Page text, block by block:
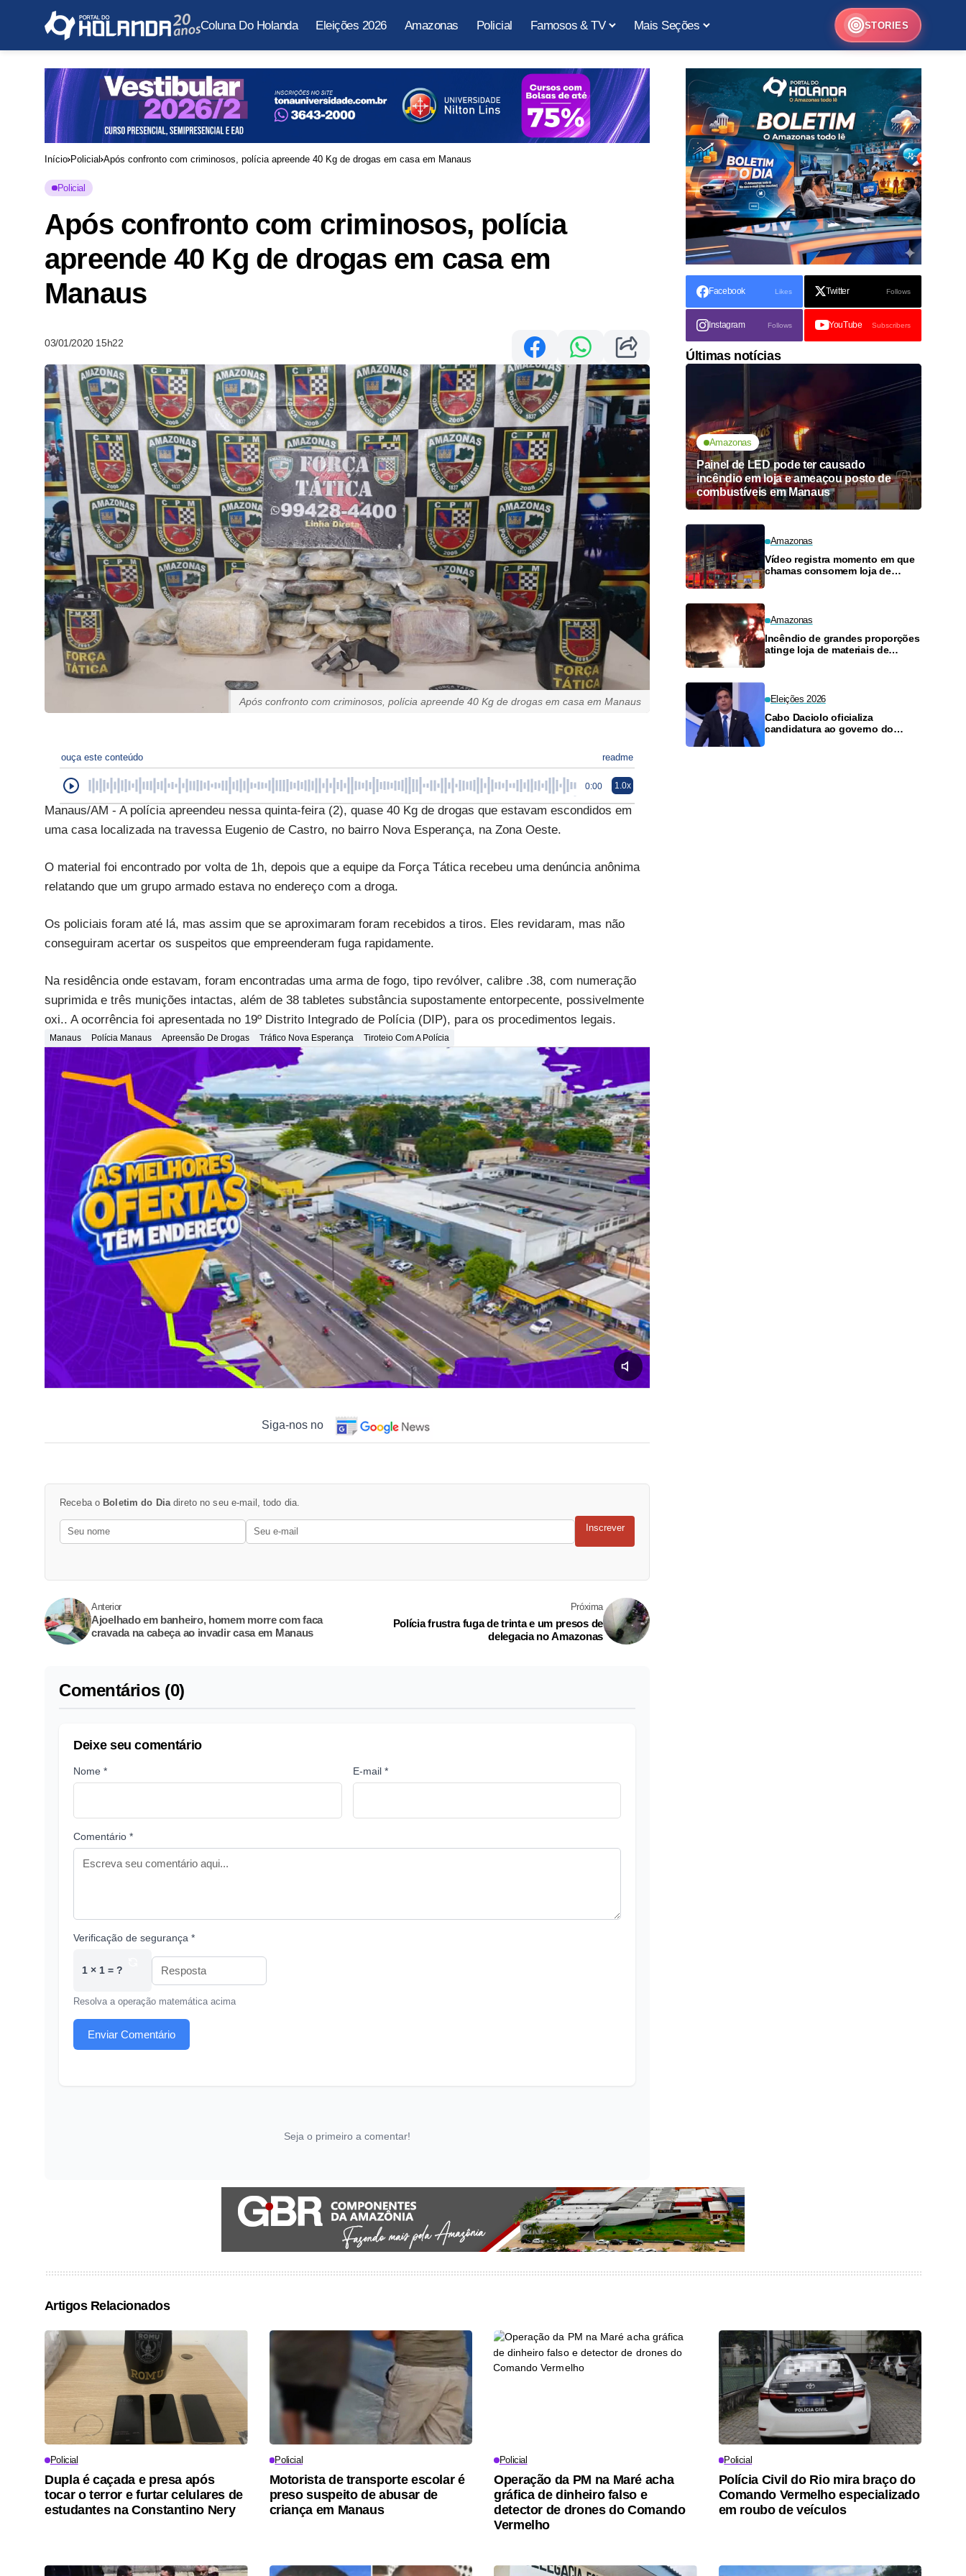
Coluna Do Holanda Eleições 2026 Amazonas Policial Famosos & TV Mais Seções STORIES
Início Policial Após confronto com criminosos, polícia apreende 40 Kg de drogas em casa em Manaus
Policial
Após confronto com criminosos, polícia
apreende 40 Kg de drogas em casa em
Manaus
03/01/2020 15h22
Após confronto com criminosos, polícia apreende 40 Kg de drogas em casa em Manaus
ouça este conteúdo readme
0:00 1.0x
Manaus/AM - A polícia apreendeu nessa quinta-feira (2), quase 40 Kg de drogas que estavam escondidos em
uma casa localizada na travessa Eugenio de Castro, no bairro Nova Esperança, na Zona Oeste.
O material foi encontrado por volta de 1h, depois que a equipe da Força Tática recebeu uma denúncia anônima
relatando que um grupo armado estava no endereço com a droga.
Os policiais foram até lá, mas assim que se aproximaram foram recebidos a tiros. Eles revidaram, mas não
conseguiram acertar os suspeitos que empreenderam fuga rapidamente.
Na residência onde estavam, foram encontradas uma arma de fogo, tipo revólver, calibre .38, com numeração
suprimida e três munições intactas, além de 38 tabletes substância supostamente entorpecente, possivelmente
oxi.. A ocorrência foi apresentada no 19º Distrito Integrado de Polícia (DIP), para os procedimentos legais.
Manaus Polícia Manaus Apreensão De Drogas Tráfico Nova Esperança Tiroteio Com A Polícia
Siga-nos no
Receba o Boletim do Dia direto no seu e-mail, todo dia.
Inscrever
Anterior
Ajoelhado em banheiro, homem morre com faca
cravada na cabeça ao invadir casa em Manaus
Próxima
Polícia frustra fuga de trinta e um presos de
delegacia no Amazonas
Comentários (0)
Deixe seu comentário
Nome * E-mail *
Comentário *
Verificação de segurança *
1 × 1 = ?
Resolva a operação matemática acima
Enviar Comentário
Seja o primeiro a comentar!
Facebook Likes Twitter Follows
Instagram Follows YouTube Subscribers
Últimas notícias
Amazonas
Painel de LED pode ter causado
incêndio em loja e ameaçou posto de
combustíveis em Manaus
Amazonas
Vídeo registra momento em que
chamas consomem loja de
Amazonas
Incêndio de grandes proporções
atinge loja de materiais de
Eleições 2026
Cabo Daciolo oficializa
candidatura ao governo do
Artigos Relacionados
Policial
Dupla é caçada e presa após
tocar o terror e furtar celulares de
estudantes na Constantino Nery
Policial
Motorista de transporte escolar é
preso suspeito de abusar de
criança em Manaus
Policial
Operação da PM na Maré acha
gráfica de dinheiro falso e
detector de drones do Comando
Vermelho
Policial
Polícia Civil do Rio mira braço do
Comando Vermelho especializado
em roubo de veículos